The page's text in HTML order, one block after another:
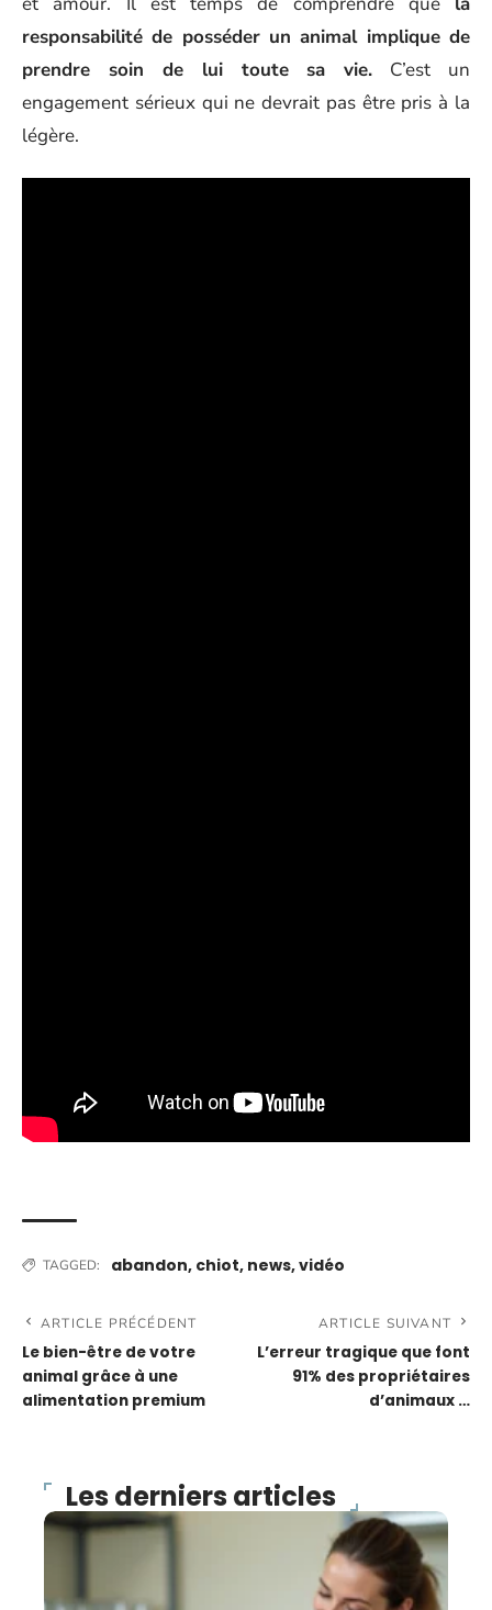
responsabilité de posséder un animal implique de
prendre soin de lui toute sa vie. C’est un
engagement sérieux qui ne devrait pas être pris à la
légère.
TAGGED: abandon, chiot, news,vidéo
ARTICLE PRÉCÉDENT
Le bien-être de votre
animal grâce à une
alimentation premium
ARTICLE SUIVANT
L’erreur tragique que font
91% des propriétaires
d’animaux …
Les derniers articles